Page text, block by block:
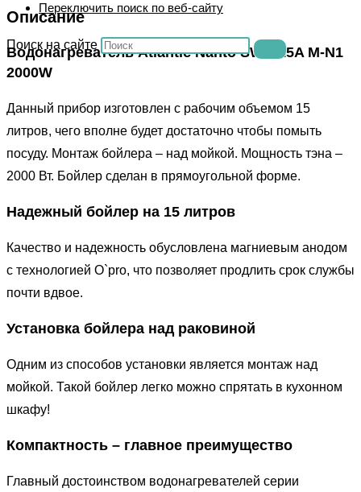
Переключить поиск по веб-сайту
Поиск на сайте
Описание
Водонагреватель Atlantic Nanto SWH 15A M-N1
2000W
Данный прибор изготовлен с рабочим объемом 15
литров, чего вполне будет достаточно чтобы помыть
посуду. Монтаж бойлера – над мойкой. Мощность тэна –
2000 Вт. Бойлер сделан в прямоугольной форме.
Надежный бойлер на 15 литров
Качество и надежность обусловлена магниевым анодом
с технологией O`pro, что позволяет продлить срок службы
почти вдвое.
Установка бойлера над раковиной
Одним из способов установки является монтаж над
мойкой. Такой бойлер легко можно спрятать в кухонном
шкафу!
Компактность – главное преимущество
Главный достоинством водонагревателей серии